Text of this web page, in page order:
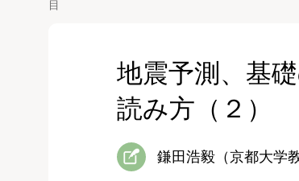
目
地震予測、基
読み方（２）
鎌田浩毅（京都大学教